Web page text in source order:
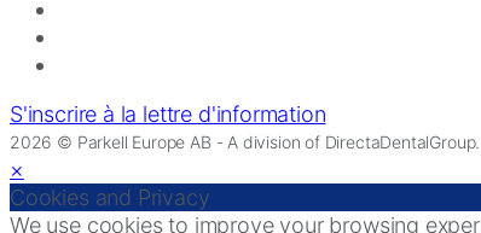
S'inscrire à la lettre d'information
2026 © Parkell Europe AB - A division of
×
Cookies and Privacy
We use cookies to improve your browsing